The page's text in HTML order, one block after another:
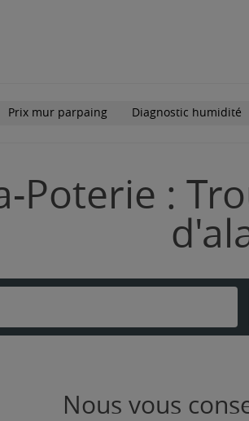
Prix mur parpaing Diagnostic humidité
Poterie :
Nous vous